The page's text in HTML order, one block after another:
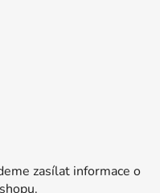
zasílat informace o